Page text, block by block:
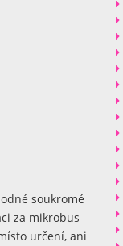
soukromé
za mikrobus
určení, ani